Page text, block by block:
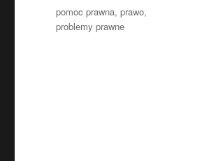
Tagi
pomoc prawna,prawo,
problemy prawne